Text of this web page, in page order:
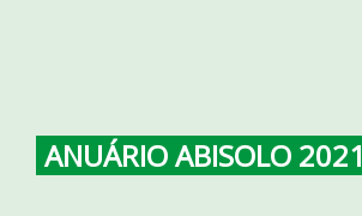
ANUÁRIO ABISOLO 2021